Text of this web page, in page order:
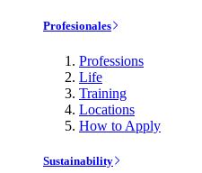
Profesionales
Professions
Life
Training
Locations
How to Apply
Sustainability